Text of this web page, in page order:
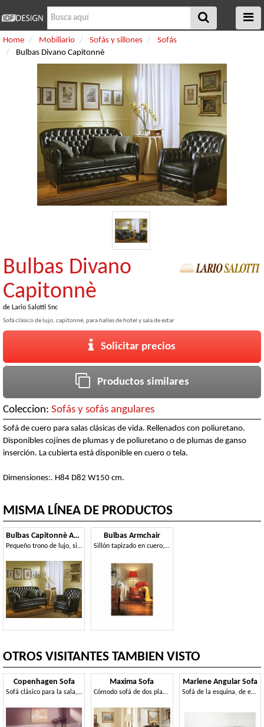
Home Mobiliario Sofás y sillones
Sofás
Bulbas Divano Capitonnè
Bulbas Divano
Capitonnè
de Lario Salotti Snc
Sofá clásico de lujo, capitonné, para halles de hotel y sala de estar
Solicitar precios
Productos similares
Coleccion: Sofás y sofás angulares
Sofá de cuero para salas clásicas de vida. Rellenados con poliuretano.
Disponibles cojines de plumas y de poliuretano o de plumas de ganso
inserción. La cubierta está disponible en cuero o tela.
Dimensiones:. H84 D82 W150 cm.
MISMA LÍNEA DE PRODUCTOS
Bulbas Capitonnè Armchair
Pequeño trono de lujo, sitio para sentarse
Bulbas Armchair
Sillón tapizado en cuero, fo hall del hotel y el hogar
OTROS VISITANTES TAMBIEN VISTO
Copenhagen Sofa
Sofá clásico para la sala, con la tela extraíble
Maxima Sofa
Cómodo sofá de dos plazas, hecho con materiales nobles
Marlene Angular Sofa
Sofá de la esquina, de estilo clásico, en la tela